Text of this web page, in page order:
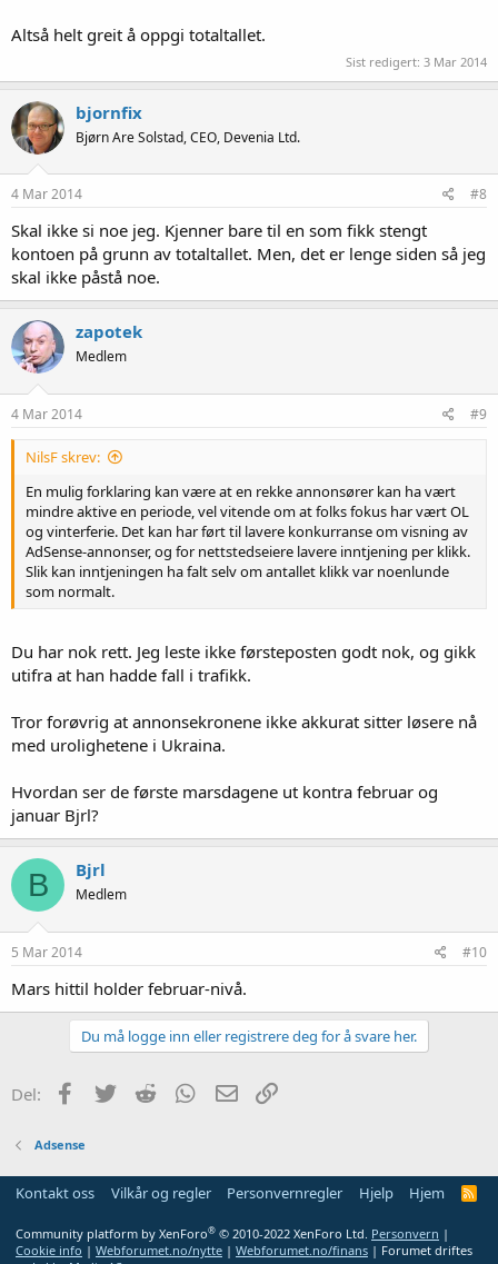
Altså helt greit å oppgi totaltallet.
Sist redigert: 3 Mar 2014
bjornfix
Bjørn Are Solstad, CEO, Devenia Ltd.
4 Mar 2014 #8
Skal ikke si noe jeg. Kjenner bare til en som fikk stengt
kontoen på grunn av totaltallet. Men, det er lenge siden så jeg
skal ikke påstå noe.
zapotek
Medlem
4 Mar 2014 #9
NilsF skrev:
En mulig forklaring kan være at en rekke annonsører kan ha vært
mindre aktive en periode, vel vitende om at folks fokus har vært OL
og vinterferie. Det kan har ført til lavere konkurranse om visning av
AdSense-annonser, og for nettstedseiere lavere inntjening per klikk.
Slik kan inntjeningen ha falt selv om antallet klikk var noenlunde
som normalt.
Du har nok rett. Jeg leste ikke førsteposten godt nok, og gikk
utifra at han hadde fall i trafikk.
Tror forøvrig at annonsekronene ikke akkurat sitter løsere nå
med urolighetene i Ukraina.
Hvordan ser de første marsdagene ut kontra februar og
januar Bjrl?
B Bjrl
Medlem
5 Mar 2014 #10
Mars hittil holder februar-nivå.
Du må logge inn eller registrere deg for å svare her.
Del: Facebook
Twitter Reddit WhatsApp
E-post
Adsense
Kontakt oss Vilkår og regler Personvernregler Hjelp Hjem
R
Community platform by XenForo® © 2010-2022 XenForo Ltd. Personvern |
Cookie info | Webforumet.no/nytte | Webforumet.no/finans | Forumet driftes